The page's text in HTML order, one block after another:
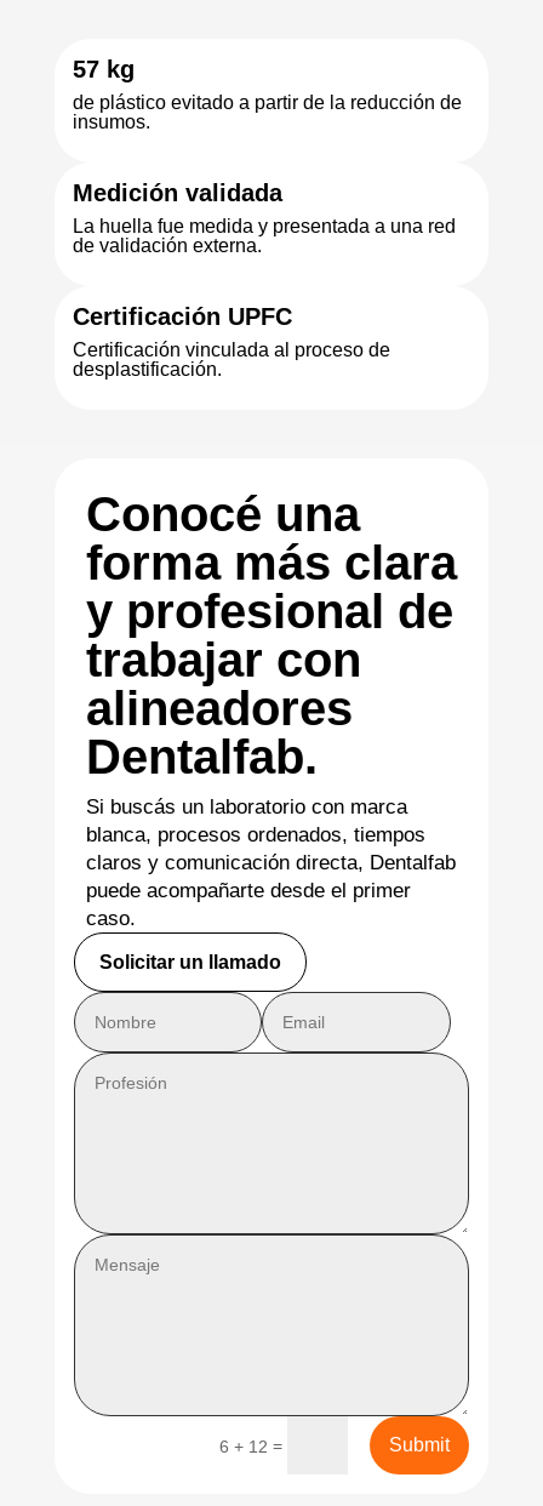
57 kg
de plástico evitado a partir de la reducción de
insumos.
Medición validada
La huella fue medida y presentada a una red
de validación externa.
Certificación UPFC
Certificación vinculada al proceso de
desplastificación.
Conocé una
forma más clara
y profesional de
trabajar con
alineadores
Dentalfab.
Si buscás un laboratorio con marca
blanca, procesos ordenados, tiempos
claros y comunicación directa, Dentalfab
puede acompañarte desde el primer
caso.
Solicitar un llamado
6 + 12 = Submit